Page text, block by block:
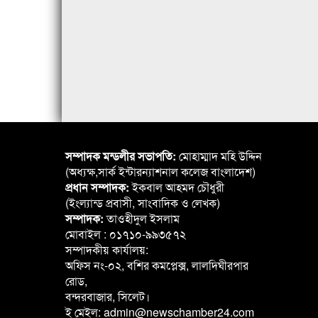
সম্পাদক মন্ডলীর সভাপতি: মোহাম্মাদ মহি উদ্দিন
(অধ্যক্ষ,সার্ক ইন্টারন্যাশনাল কলেজ বাংলাদেশ)
প্রধান সম্পাদক:ইকবাল আহমদ চৌধুরী
(ইংল্যান্ড প্রবাসী, সাংবাদিক ও লেখক)
সম্পাদক:তাওহীদুল ইসলাম
মোবাইল : ০১৭১০-৯৯৩৫৭২
সম্পাদকীয় কার্যালয়:
অফিস নং-০২, বশির কমপ্লেক্স, লালদিঘীরপার
রোড,
বন্দরবাজার, সিলেট।
ই মেইল: admin@newschamber24.com